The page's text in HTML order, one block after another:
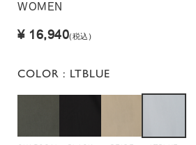
WOMEN
¥ 16,940(税込)
COLOR : LTBLUE